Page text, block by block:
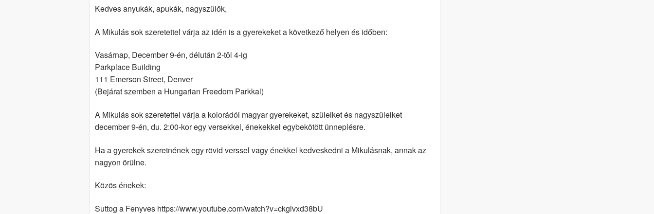
Kedves anyukák, apukák, nagyszülők,
A Mikulás sok szeretettel várja az idén is a gyerekeket a következő helyen és időben:
Vasárnap, December 9-én, délután 2-tôl 4-ig
Parkplace Building
111 Emerson Street, Denver
(Bejárat szemben a Hungarian Freedom Parkkal)
A Mikulás sok szeretettel várja a kolorádói magyar gyerekeket, szüleiket és nagyszüleiket
december 9-én, du. 2:00-kor egy versekkel, énekekkel egybekötött ünneplésre.
Ha a gyerekek szeretnének egy rövid verssel vagy énekkel kedveskedni a Mikulásnak, annak az
nagyon örülne.
Közös énekek:
Suttog a Fenyves https://www.youtube.com/watch?v=ckgivxd38bU